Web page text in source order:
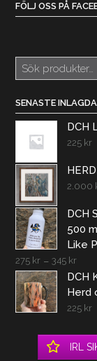
FÖLJ OSS PÅ
Sök
efter:
SENASTE
DCH
225 kr
2.000
DCH
500
Like
275 kr – 345 kr
DCH
Herd
225 kr
IRL